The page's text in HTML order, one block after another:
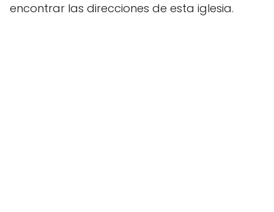
encontrar las direcciones de esta iglesia.